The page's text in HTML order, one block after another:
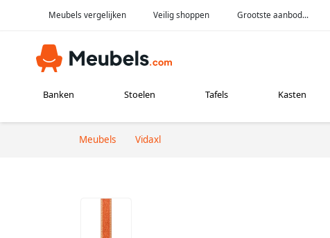
Meubels vergelijken Veilig shoppen Grootste aanbod...
Banken Stoelen Tafels Kasten
Meubels Vidaxl